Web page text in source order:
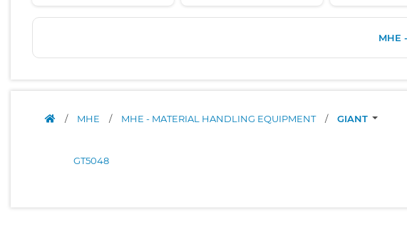
MHE
/ MHE / MHE - MATERIAL HANDLING EQUIPMENT / GIANT
GT5048